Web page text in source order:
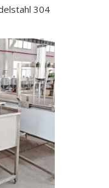
304